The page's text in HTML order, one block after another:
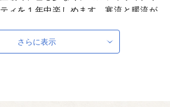
ィを１年中楽しめます。寒流と暖流が
太陽の恵みたっぷりの美味しい野菜や
。日本のフラ文化発祥の地「フラシテ
外部サイトへ遷移します。
さらに表示